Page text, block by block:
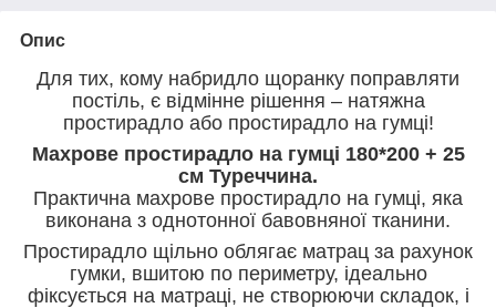
Опис
Для тих, кому набридло щоранку поправляти
постіль, є відмінне рішення – натяжна
простирадло або простирадло на гумці!
Махрове простирадло на гумці 180*200 + 25
см Туреччина.
Практична махрове простирадло на гумці, яка
виконана з однотонної бавовняної тканини.
Простирадло щільно облягає матрац за рахунок
гумки, вшитою по периметру, ідеально
фіксується на матраці, не створюючи складок, і